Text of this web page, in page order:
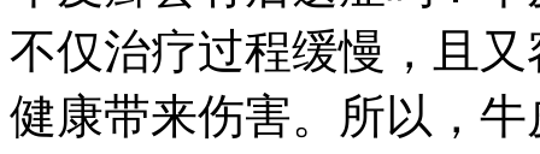
不仅治疗过程缓慢，且
健康带来伤害。所以，